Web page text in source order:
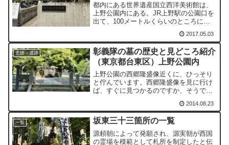
都内にある世界遺産国立西洋美術館は、
上野公園内にある。JR上野駅の公園口を
出て、100メートルくらいのところにあ
立行政法人国立美術館が運営している。
本館が「ル・コルビュジエの建築作品-近
代建築運動への顕著...
2017.05.03
史跡・遺跡
彰義隊の墓の歴史と見どころ紹介
（東京都台東区）上野公園内
上野公園の西郷隆盛像近くに、ひっそり
と佇んでいます。西郷隆盛像を見に行け
ば、すぐに見つかるのですか、そうでな
ここにも幕末・明治維新期の史跡が残っ
ています。近くには天海僧正毛髪塔があ
ります。彰義隊戦死者碑慶...
2014.08.23
一覧 坂東三十三箇所の一覧
源頼朝によって発願され、源実朝が西国
の霊場を模範として札所を制定したと伝